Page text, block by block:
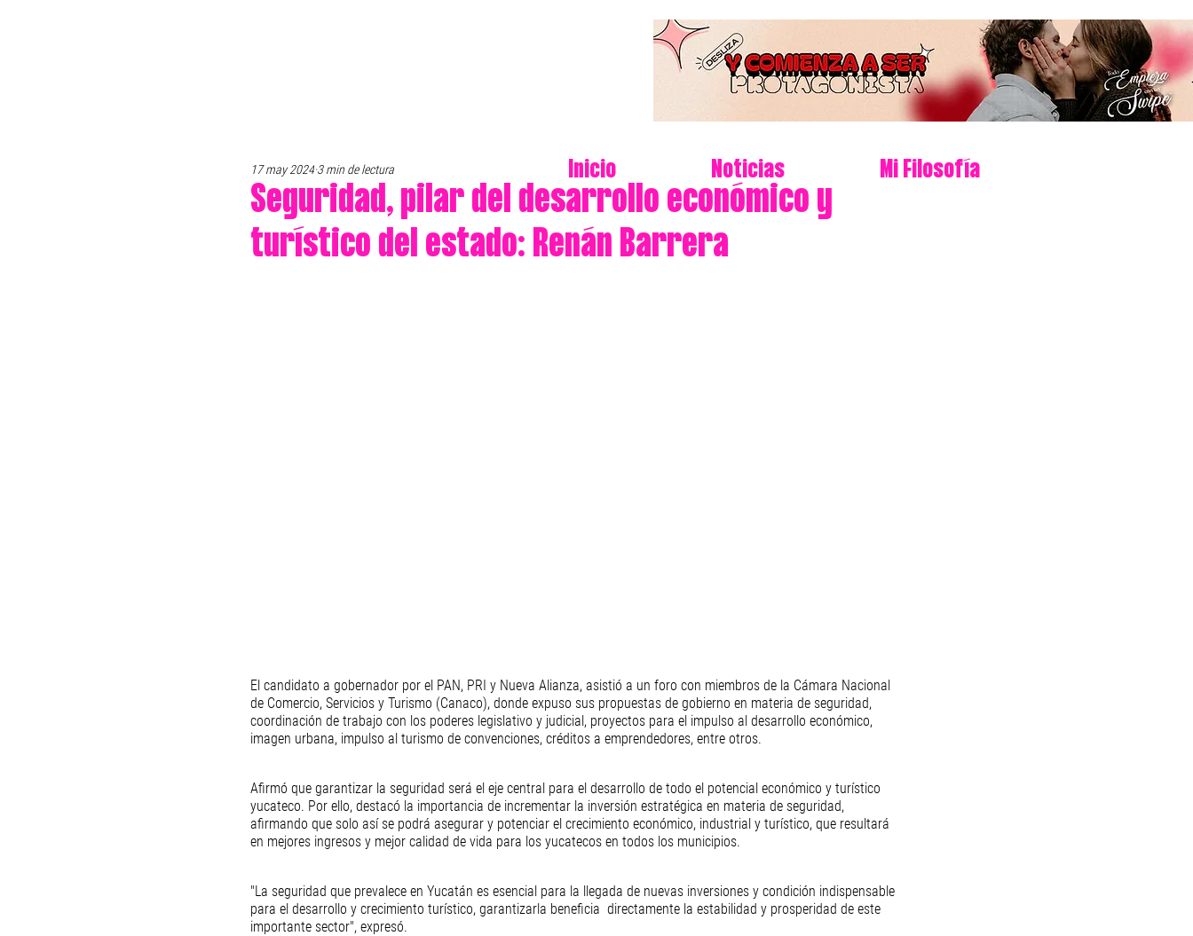
Seguridad, pilar del desarrollo económico y
turístico del estado: Renán Barrera
17 may 20243 min de lectura
El candidato a gobernador por el PAN, PRI y Nueva Alianza, asistió a un foro con miembros de la Cámara Nacional
de Comercio, Servicios y Turismo (Canaco), donde expuso sus propuestas de gobierno en materia de seguridad,
coordinación de trabajo con los poderes legislativo y judicial, proyectos para el impulso al desarrollo económico,
imagen urbana, impulso al turismo de convenciones, créditos a emprendedores, entre otros.
Afirmó que garantizar la seguridad será el eje central para el desarrollo de todo el potencial económico y turístico
yucateco. Por ello, destacó la importancia de incrementar la inversión estratégica en materia de seguridad,
afirmando que solo así se podrá asegurar y potenciar el crecimiento económico, industrial y turístico, que resultará
en mejores ingresos y mejor calidad de vida para los yucatecos en todos los municipios.
"La seguridad que prevalece en Yucatán es esencial para la llegada de nuevas inversiones y condición indispensable
para el desarrollo y crecimiento turístico, garantizarla beneficia  directamente la estabilidad y prosperidad de este
importante sector", expresó.
Inicio Noticias Mi Filosofía